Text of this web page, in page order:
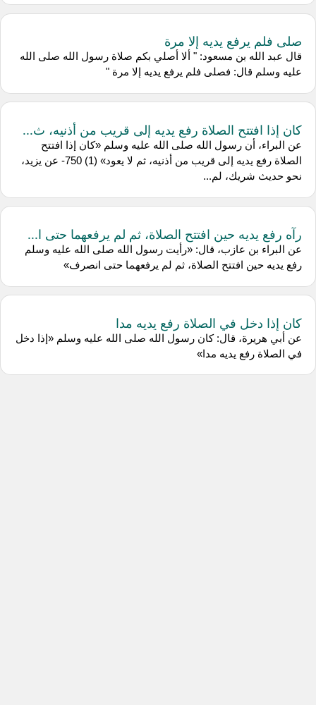
صلى فلم يرفع يديه إلا مرة
قال عبد الله بن مسعود: " ألا أصلي بكم صلاة رسول الله صلى الله
عليه وسلم قال: فصلى فلم يرفع يديه إلا مرة "
كان إذا افتتح الصلاة رفع يديه إلى قريب من أذنيه، ث...
عن البراء، أن رسول الله صلى الله عليه وسلم «كان إذا افتتح
الصلاة رفع يديه إلى قريب من أذنيه، ثم لا يعود» (1) 750- عن يزيد،
نحو حديث شريك، لم...
رآه رفع يديه حين افتتح الصلاة، ثم لم يرفعهما حتى ا...
عن البراء بن عازب، قال: «رأيت رسول الله صلى الله عليه وسلم
رفع يديه حين افتتح الصلاة، ثم لم يرفعهما حتى انصرف»
كان إذا دخل في الصلاة رفع يديه مدا
عن أبي هريرة، قال: كان رسول الله صلى الله عليه وسلم «إذا دخل
في الصلاة رفع يديه مدا»